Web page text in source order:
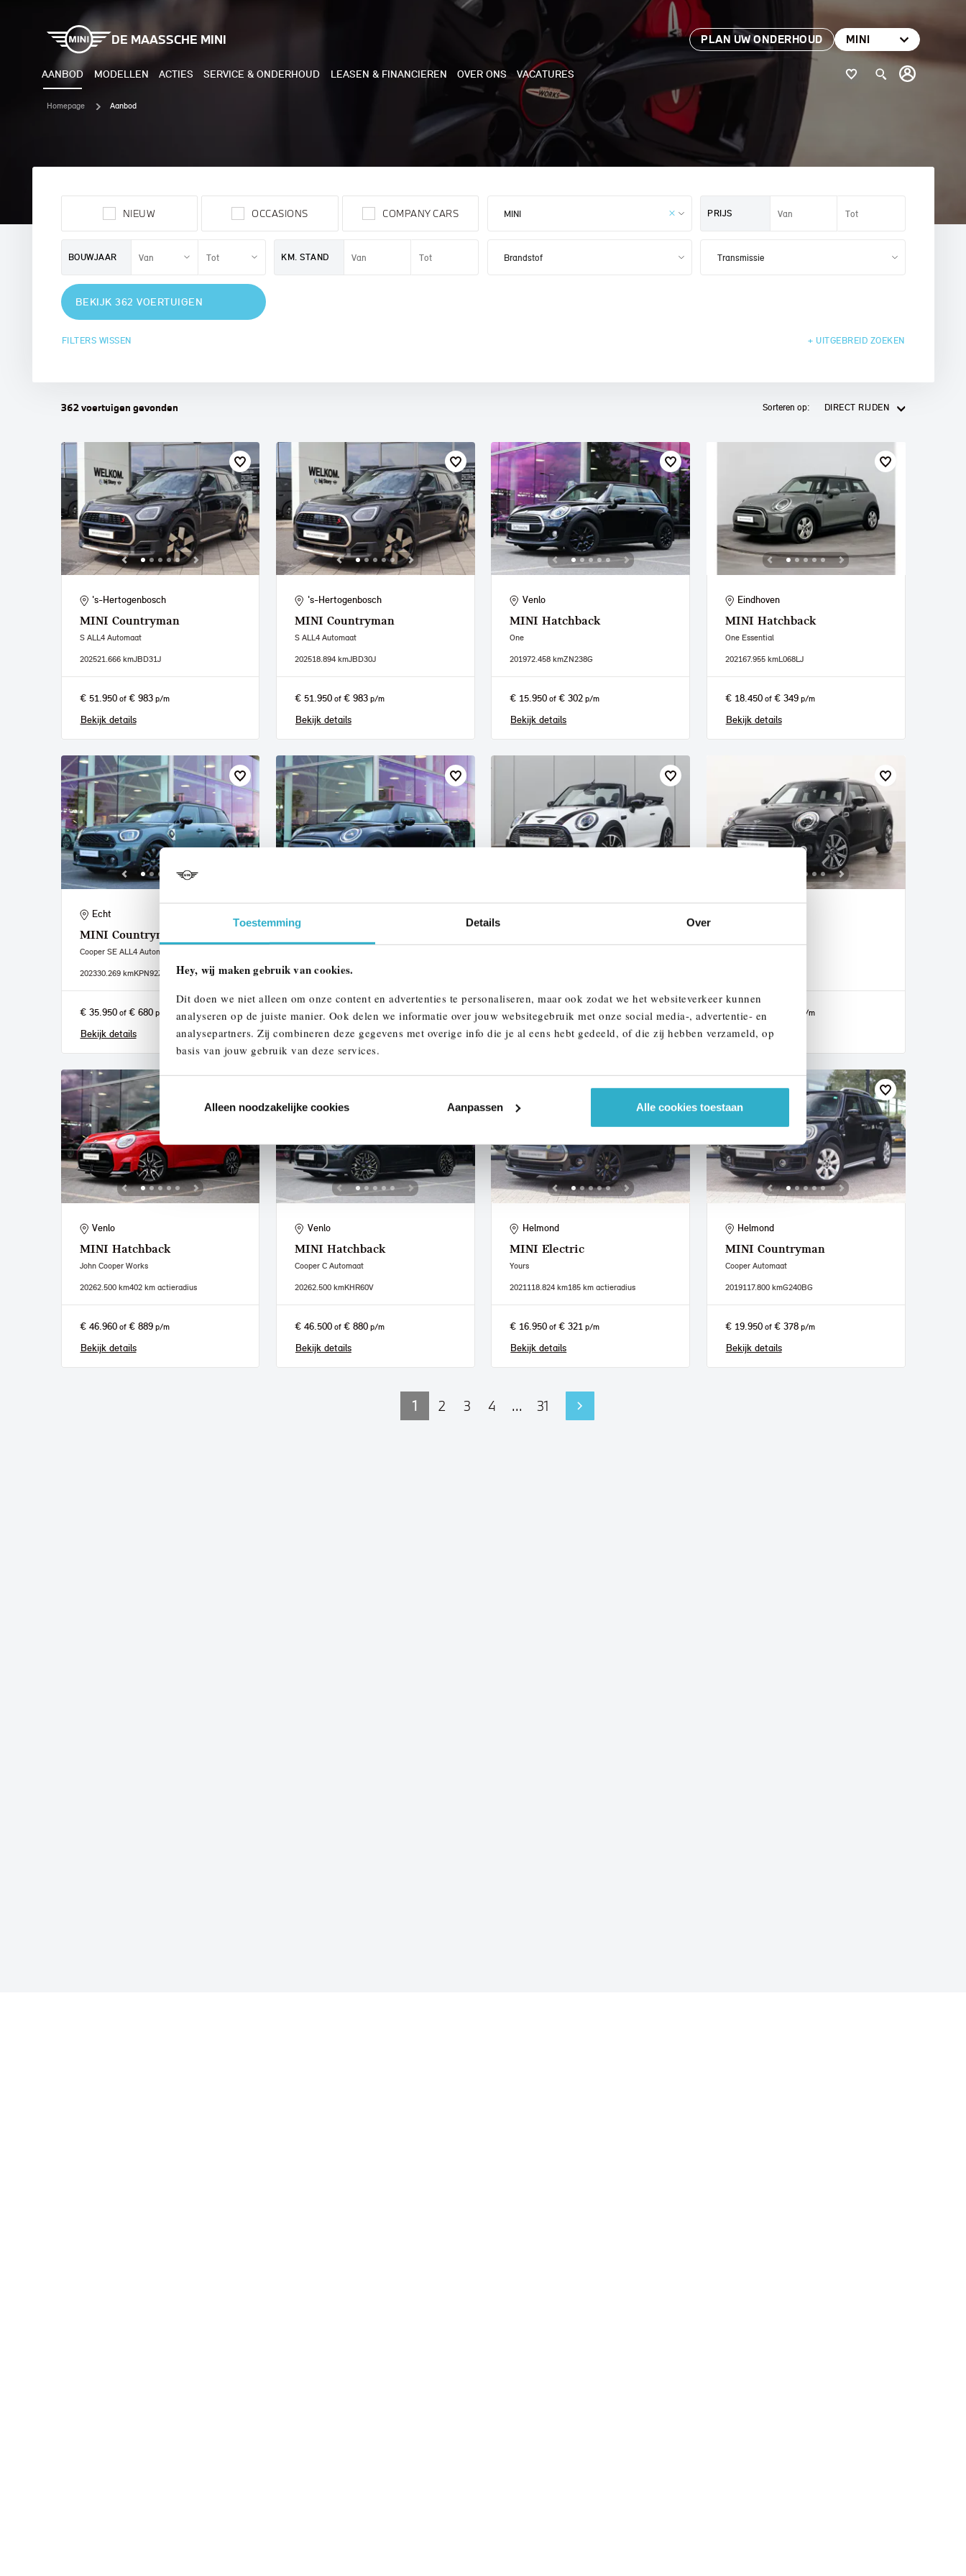
Toestemming Details Over
Hey, wij maken gebruik van cookies.
Dit doen we niet alleen om onze content en advertenties te personaliseren, maar ook zodat we het websiteverkeer kunnen
analyseren op de juiste manier. Ook delen we informatie over jouw websitegebruik met onze social media-, advertentie- en
analysepartners. Zij combineren deze gegevens met overige info die je al eens hebt gedeeld, of die zij hebben verzameld, op
basis van jouw gebruik van deze services.
Alleen noodzakelijke cookies Aanpassen Alle cookies toestaan
DE MAASSCHE MINI PLAN UW ONDERHOUD MINI
AANBOD MODELLEN
MINI ACEMAN ELECTRIC
MINI COUNTRYMAN ELECTRIC
JOHN COOPER WORKS
ELECTRIC
MINI COOPER CABRIO
MINI COOPER 5-DEURS
ACTIES SERVICE & ONDERHOUD LEASEN & FINANCIEREN OVER ONS VACATURES
Homepage Aanbod
NIEUW OCCASIONS COMPANY CARS PRIJS
BOUWJAAR KM. STAND
BEKIJK 362 VOERTUIGEN
FILTERS WISSEN + UITGEBREID ZOEKEN
362voertuigen gevonden Sorteren op: DIRECT RIJDEN
's-Hertogenbosch
MINI Countryman
S ALL4 Automaat
202521.666 kmJBD31J
€ 51.950of € 983p/m
Bekijk details
's-Hertogenbosch
MINI Countryman
S ALL4 Automaat
202518.894 kmJBD30J
€ 51.950of € 983p/m
Bekijk details
Venlo
MINI Hatchback
One
201972.458 kmZN238G
€ 15.950 of€ 302 p/m
Bekijk details
Eindhoven
MINI Hatchback
One Essential
202167.955 kmL068LJ
€ 18.450of € 349p/m
Bekijk details
Echt
MINI Countryman
Cooper SE ALL4 Automaat
202330.269 kmKPN92Z
€ 35.950of € 680p/m
Bekijk details
2022 36.687 km234 km actieradius
€ 20.950of € 396p/m
Bekijk details
€ 35.950of€ 680p/m
Bekijk details
€ 22.950of p/m
Bekijk details
Venlo
MINI Hatchback
John Cooper Works
20262.500 km402 km actieradius
€ 46.960of € 889p/m
Bekijk details
Venlo
MINI Hatchback
Cooper C Automaat
20262.500 kmKHR60V
€ 46.500of € 880p/m
Bekijk details
Helmond
MINI Electric
Yours
2021118.824 km185 km actieradius
€ 16.950 of€ 321 p/m
Bekijk details
Helmond
MINI Countryman
Cooper Automaat
2019117.800 kmG240BG
€ 19.950of € 378p/m
Bekijk details
1 2 3 4 ... 31